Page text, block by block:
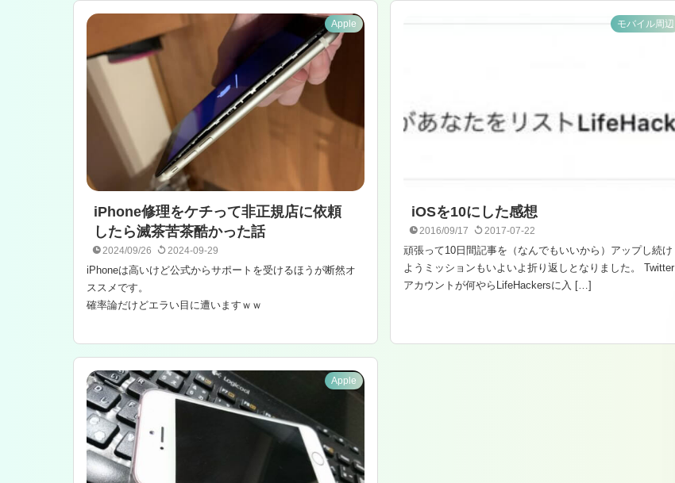
Apple
iPhone修理をケチって非正規店に依頼
したら滅茶苦茶酷かった話
2024/09/26 2024-09-29
iPhoneは高いけど公式からサポートを受けるほうが断然オ
ススメです。
確率論だけどエラい目に遭いますｗｗ
モバイル周辺
iOSを10にした感想
2016/09/17 2017-07-22
頑張って10日間記事を（なんでもいいから）アップし続け
ようミッションもいよいよ折り返しとなりました。 Twitter
アカウントが何やらLifeHackersに入 […]
Apple